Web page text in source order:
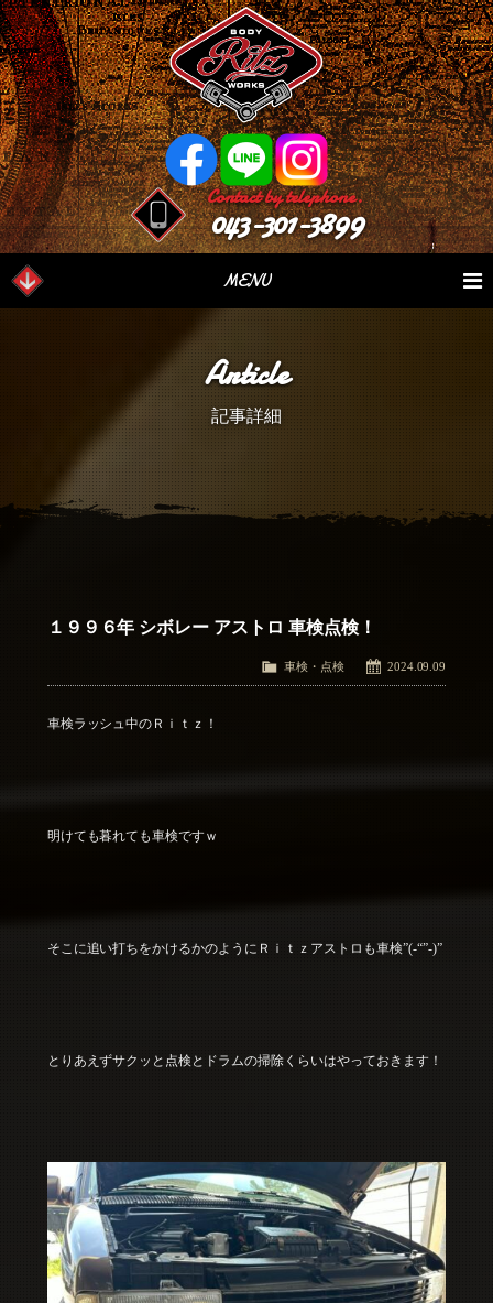
Contact by telephone.
043-301-3899
MENU
Our Serivce 在庫車情報
Parts Sales 作業日誌
Blog
つぶやき
Article
記事詳細
１９９６年 シボレー アストロ 車検点検！
2024.09.09
車検・点検
車検ラッシュ中のＲｉｔｚ！
明けても暮れても車検ですｗ
そこに追い打ちをかけるかのようにＲｉｔｚアストロも車検”(-“”-)”
とりあえずサクッと点検とドラムの掃除くらいはやっておきます！